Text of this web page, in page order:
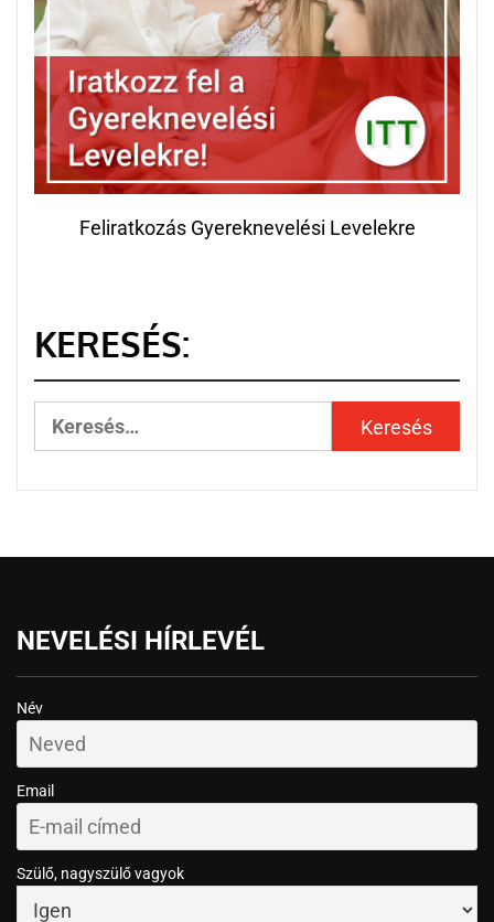
Feliratkozás Gyereknevelési Levelekre
KERESÉS:
NEVELÉSI HÍRLEVÉL
Név
Email
Szülő, nagyszülő vagyok